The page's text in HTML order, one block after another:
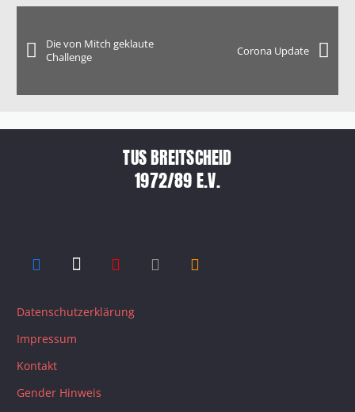
Die von Mitch geklaute
Challenge
Corona Update
TUS BREITSCHEID
1972/89 E.V.
Datenschutzerklärung
Impressum
Kontakt
Gender Hinweis